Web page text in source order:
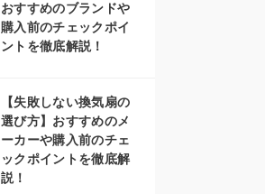
おすすめのブランドや
購入前のチェックポイ
ントを徹底解説！
【失敗しない換気扇の
選び方】おすすめのメ
ーカーや購入前のチェ
ックポイントを徹底解
説！